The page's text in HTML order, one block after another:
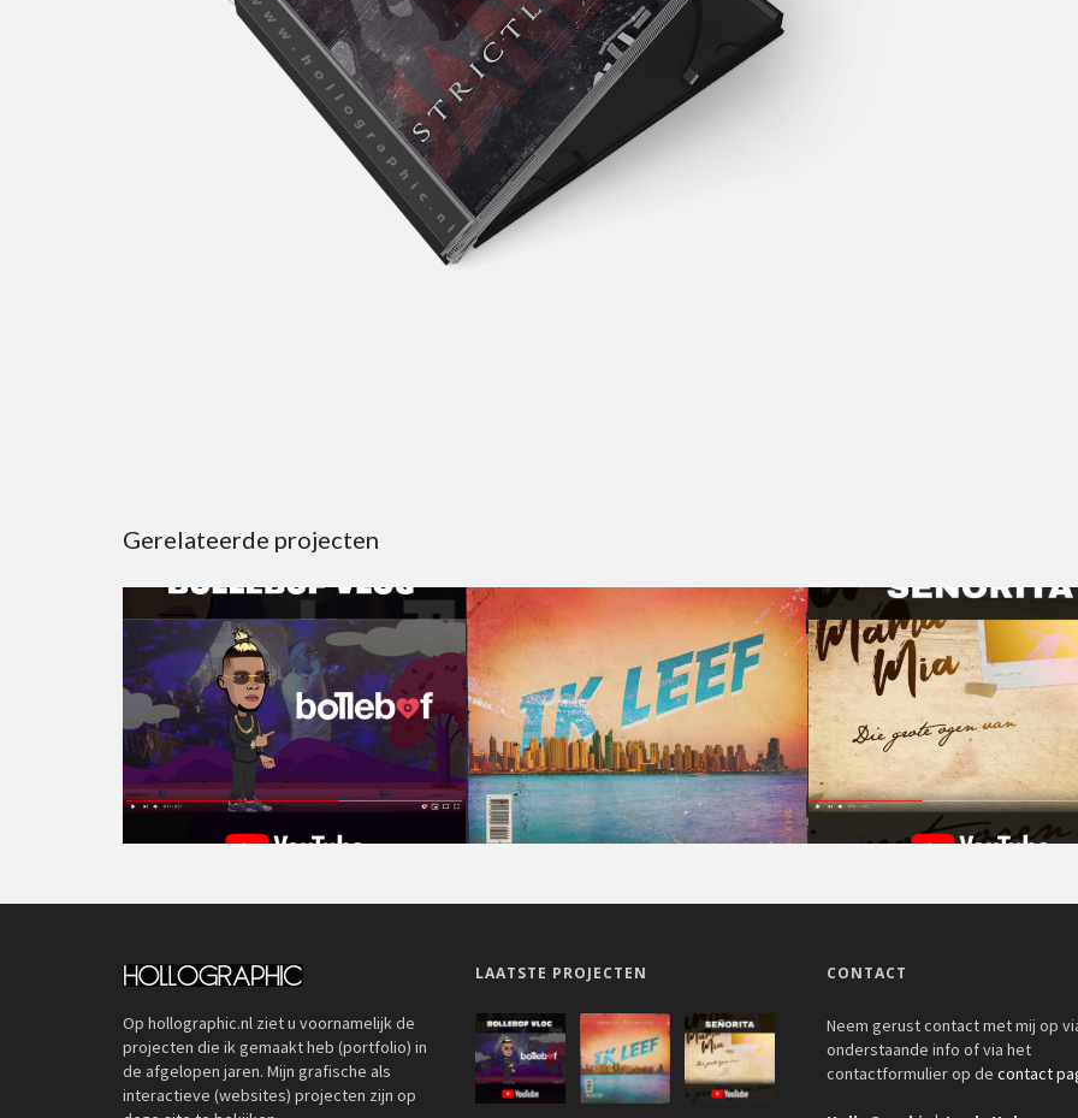
Gerelateerde projecten
Op hollographic.nl ziet u voornamelijk de
projecten die ik gemaakt heb (portfolio) in
de afgelopen jaren. Mijn grafische als
interactieve (websites) projecten zijn op
LAATSTE PROJECTEN CONTACT
Neem gerust contact met mij op
onderstaande info of via het
contactformulier op de contact